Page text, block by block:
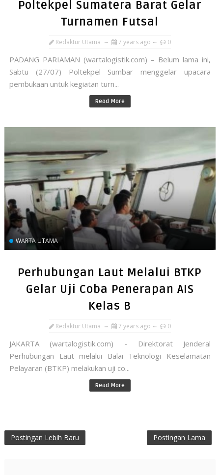
Poltekpel Sumatera Barat Gelar
Turnamen Futsal
Redaktur Utama 7 years ago 0
PADANG PARIAMAN (wartalogistik.com) – Belum lama ini,
Sabtu (27/07) Poltekpel Sumbar menggelar upacara
pembukaan untuk kegiatan turn...
Read More
WARTA UTAMA
Perhubungan Laut Melalui BTKP
Gelar Uji Coba Penerapan AIS
Kelas B
Redaktur Utama 7 years ago 0
JAKARTA (wartalogistik.com) - Direktorat Jenderal
Perhubungan Laut melalui Balai Teknologi Keselamatan
Pelayaran (BTKP) melakukan uji co...
Read More
Postingan Lebih Baru Postingan Lama